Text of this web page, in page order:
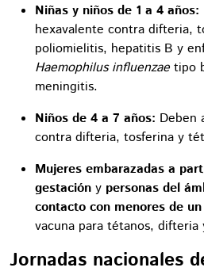
Niñas y niños de 1 a 4 años:
hexavalente contra difteria,
poliomielitis, hepatitis B y
Haemophilus influenzaetipo
meningitis.
Niños de 4 a 7 años: Deben
contra difteria, tosferina y
Mujeres embarazadas a
gestación y personas del
contacto con menores de
vacuna para tétanos, difteria
Jornadas nacionales